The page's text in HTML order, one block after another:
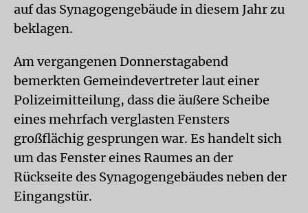
auf das Synagogengebäude in diesem Jahr zu
beklagen.
Am vergangenen Donnerstagabend
bemerkten Gemeindevertreter laut einer
Polizeimitteilung, dass die äußere Scheibe
eines mehrfach verglasten Fensters
großflächig gesprungen war. Es handelt sich
um das Fenster eines Raumes an der
Rückseite des Synagogengebäudes neben der
Eingangstür.